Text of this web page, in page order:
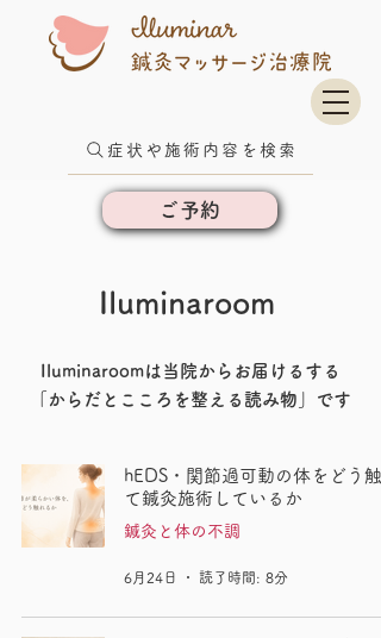
症状や施術内容を検索
ご予約
Iluminaroom
Iluminaroomは当院からお届けるする
​「からだとこころを整える読み物」です
hEDS・関節過可動の体をどう触
て鍼灸施術しているか
鍼灸と体の不調
6月24日 読了時間: 8分